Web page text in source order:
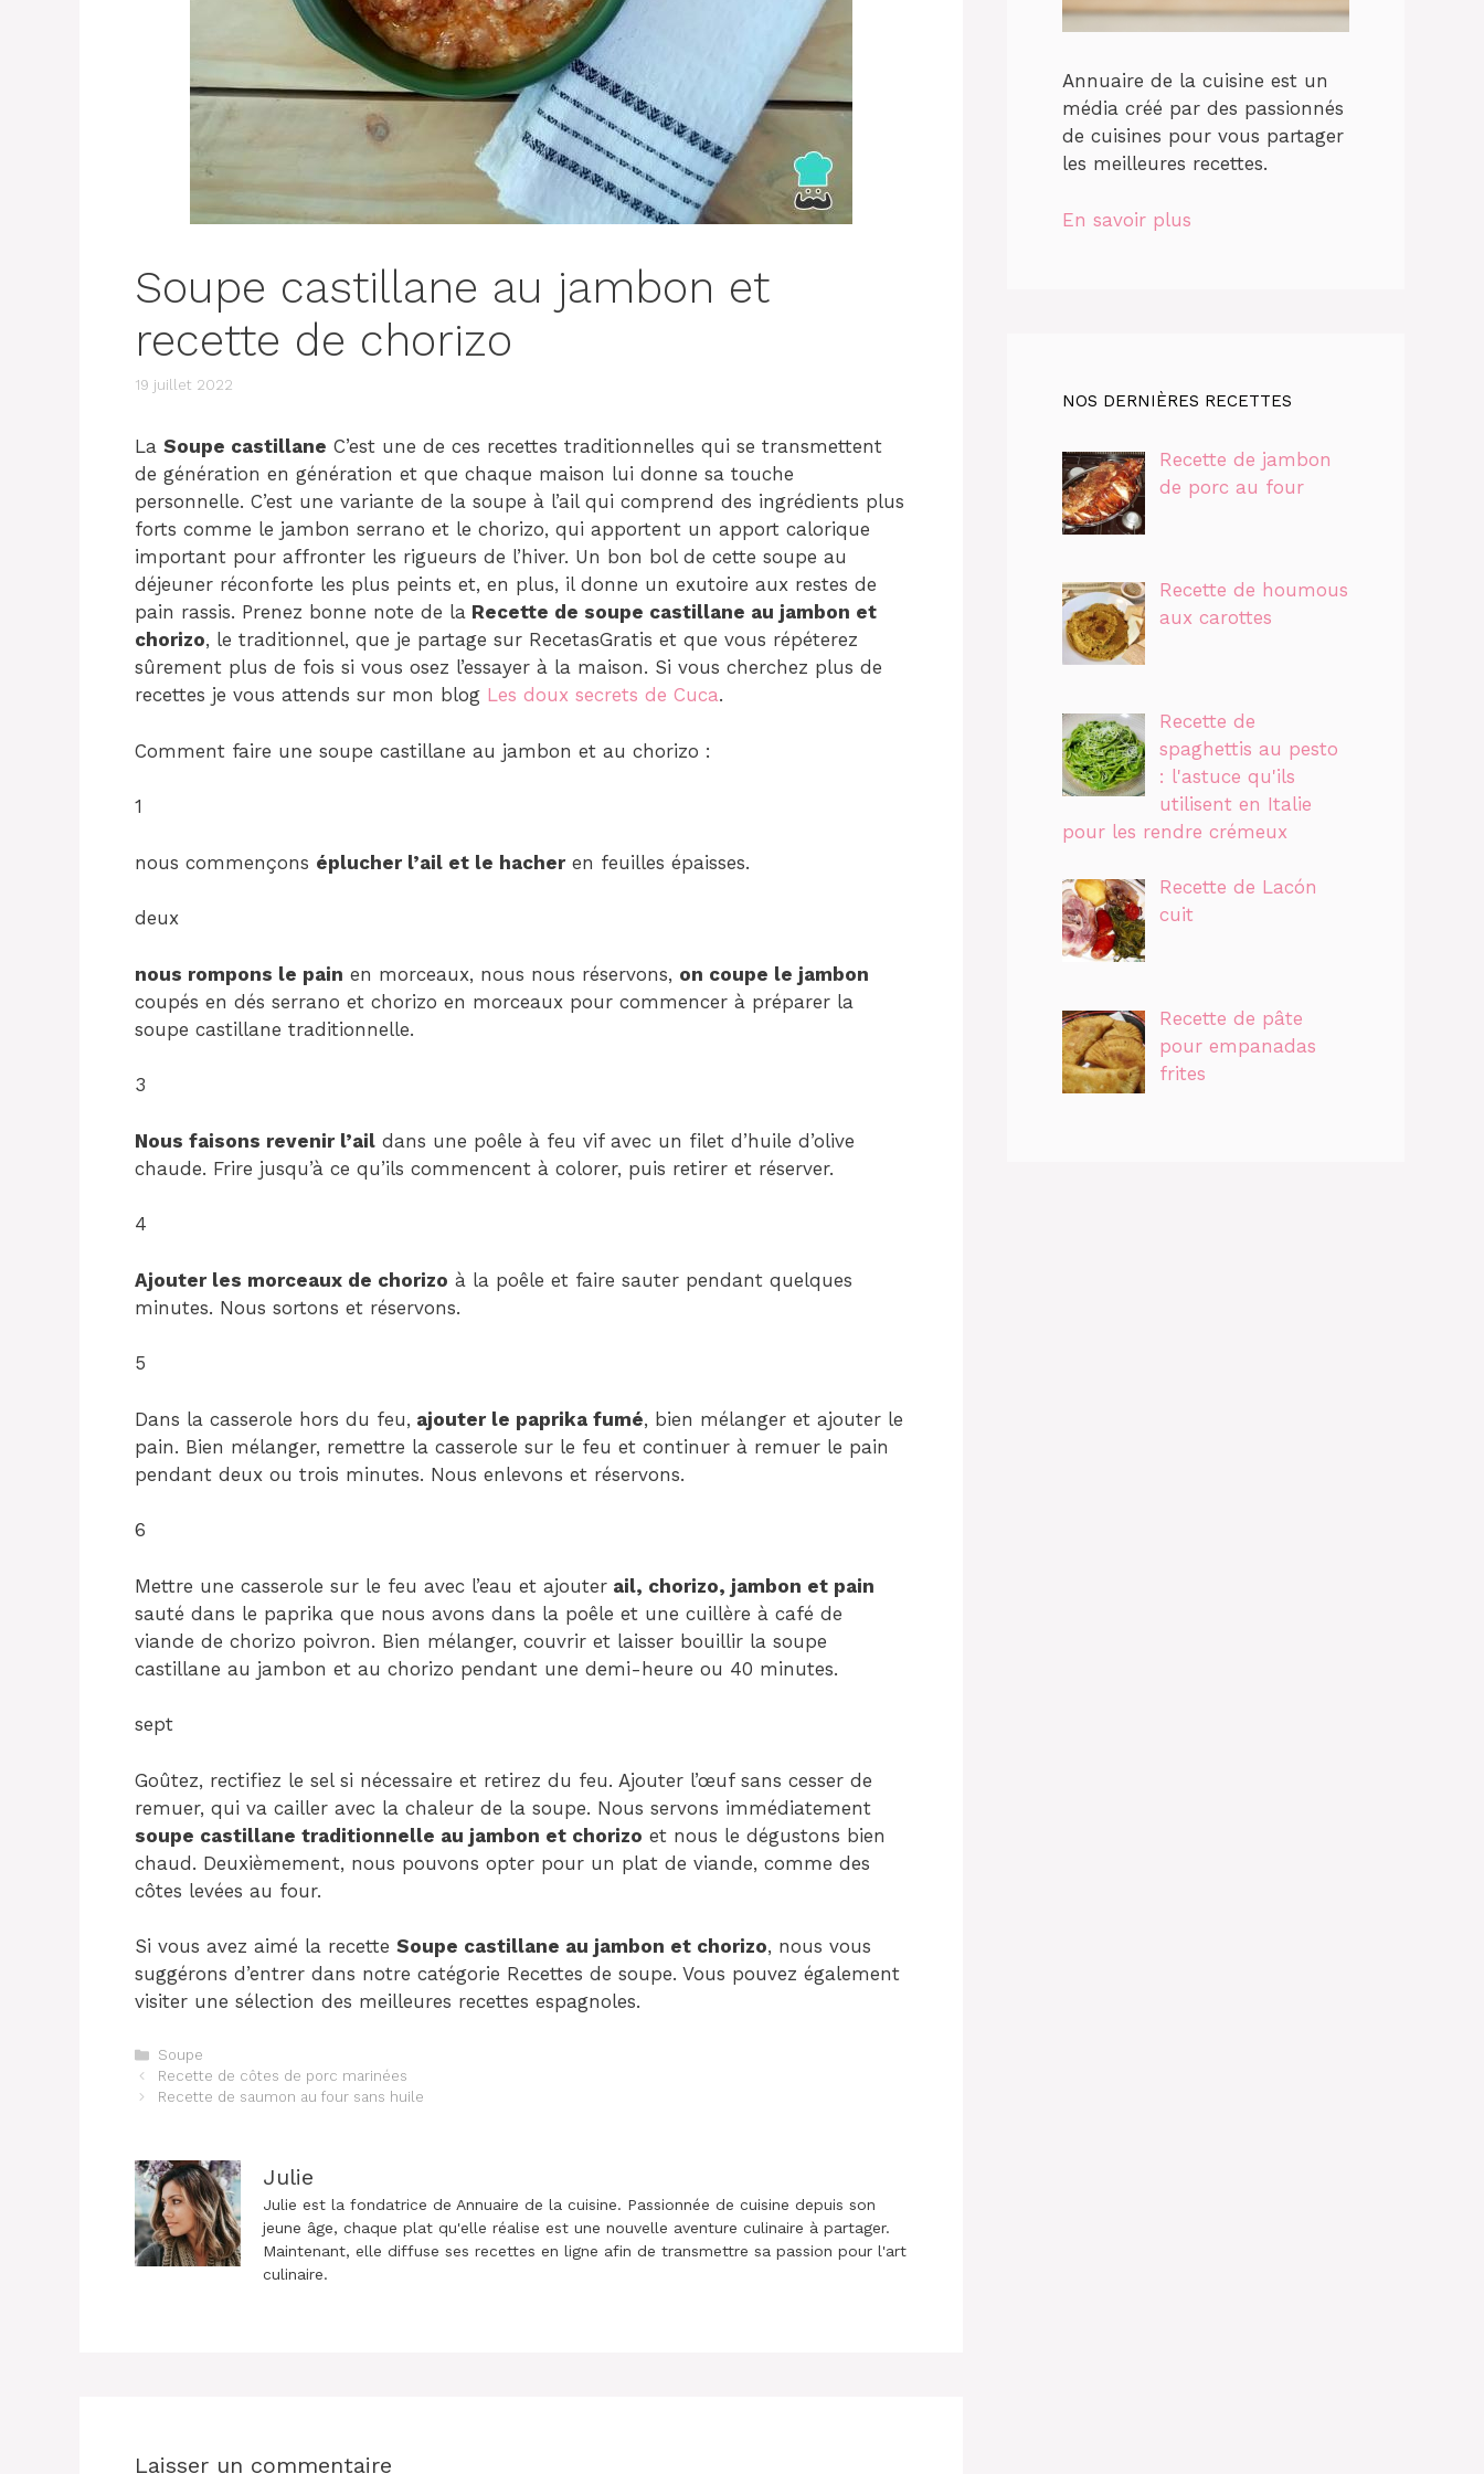
Soupe castillane au jambon et
recette de chorizo
19 juillet 2022
La Soupe castillane C’est une de ces recettes traditionnelles qui se transmettent
de génération en génération et que chaque maison lui donne sa touche
personnelle. C’est une variante de la soupe à l’ail qui comprend des ingrédients plus
forts comme le jambon serrano et le chorizo, qui apportent un apport calorique
important pour affronter les rigueurs de l’hiver. Un bon bol de cette soupe au
déjeuner réconforte les plus peints et, en plus, il donne un exutoire aux restes de
pain rassis. Prenez bonne note de la Recette de soupe castillane au jambon et
chorizo, le traditionnel, que je partage sur RecetasGratis et que vous répéterez
sûrement plus de fois si vous osez l’essayer à la maison. Si vous cherchez plus de
recettes je vous attends sur mon blog Les doux secrets de Cuca.
Comment faire une soupe castillane au jambon et au chorizo ​​:
1
nous commençons éplucher l’ail et le hacheren feuilles épaisses.
deux
nous rompons le pain en morceaux, nous nous réservons, on coupe le jambon
coupés en dés serrano et chorizo ​​​​en morceaux pour commencer à préparer la
soupe castillane traditionnelle.
3
Nous faisons revenir l’ail dans une poêle à feu vif avec un filet d’huile d’olive
chaude. Frire jusqu’à ce qu’ils commencent à colorer, puis retirer et réserver.
4
Ajouter les morceaux de chorizo à la poêle et faire sauter pendant quelques
minutes. Nous sortons et réservons.
5
Dans la casserole hors du feu, ajouter le paprika fumé, bien mélanger et ajouter le
pain. Bien mélanger, remettre la casserole sur le feu et continuer à remuer le pain
pendant deux ou trois minutes. Nous enlevons et réservons.
6
Mettre une casserole sur le feu avec l’eau et ajouter ail, chorizo, jambon et pain
sauté dans le paprika que nous avons dans la poêle et une cuillère à café de
viande de chorizo ​​​​poivron. Bien mélanger, couvrir et laisser bouillir la soupe
castillane au jambon et au chorizo ​​pendant une demi-heure ou 40 minutes.
sept
Goûtez, rectifiez le sel si nécessaire et retirez du feu. Ajouter l’œuf sans cesser de
remuer, qui va cailler avec la chaleur de la soupe. Nous servons immédiatement
soupe castillane traditionnelle au jambon et chorizo et nous le dégustons bien
chaud. Deuxièmement, nous pouvons opter pour un plat de viande, comme des
côtes levées au four.
Si vous avez aimé la recette Soupe castillane au jambon et chorizo, nous vous
suggérons d’entrer dans notre catégorie Recettes de soupe. Vous pouvez également
visiter une sélection des meilleures recettes espagnoles.
Catégories
Soupe
Navigation
des
Recette de côtes de porc marinées
Recette de saumon au four sans huile
Julie
Julie est la fondatrice de Annuaire de la cuisine. Passionnée de cuisine depuis son
jeune âge, chaque plat qu'elle réalise est une nouvelle aventure culinaire à partager.
Maintenant, elle diffuse ses recettes en ligne afin de transmettre sa passion pour l'art
culinaire.
Laisser un commentaire
Annuaire de la cuisine est un
média créé par des passionnés
de cuisines pour vous partager
les meilleures recettes.
En savoir plus
NOS DERNIÈRES RECETTES
Recette de jambon
de porc au four
Recette de houmous
aux carottes
Recette de
spaghettis au pesto
: l'astuce qu'ils
utilisent en Italie
pour les rendre crémeux
Recette de Lacón
cuit
Recette de pâte
pour empanadas
frites